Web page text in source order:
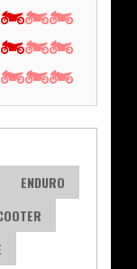
ENDURO